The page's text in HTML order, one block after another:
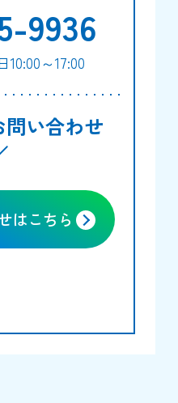
9936
～17:00
い合わせ
はこちら